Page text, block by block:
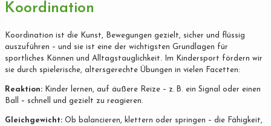
Koordination
Koordination ist die Kunst, Bewegungen gezielt, sicher und flüssig
auszuführen – und sie ist eine der wichtigsten Grundlagen für
sportliches Können und Alltagstauglichkeit. Im Kindersport fördern wir
sie durch spielerische, altersgerechte Übungen in vielen Facetten:
Reaktion: Kinder lernen, auf äußere Reize – z. B. ein Signal oder einen
Ball – schnell und gezielt zu reagieren.
Gleichgewicht: Ob balancieren, klettern oder springen – die Fähigkeit,